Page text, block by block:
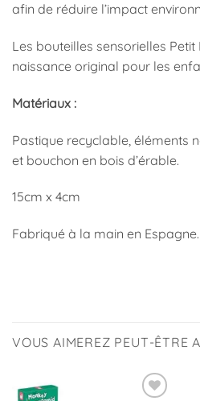
afin de réduire l’impact
Les bouteilles sensorielles
naissance original pour les
Matériaux :
Pastique recyclable, éléments
et bouchon en bois d’érable.
15cm x 4cm
Fabriqué à la main en Espagne.
VOUS AIMEREZ PEUT-ÊTRE